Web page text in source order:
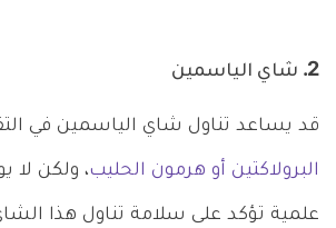
2. شاي الياسمين
قد يساعد تناول شاي الياسمين في
البرولاكتين أو هرمون الحليب، ولكن لا
علمية تؤكد على سلامة تناول هذا